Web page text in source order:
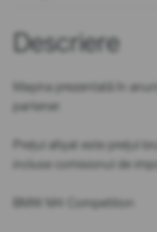
Descriere
Mașina prezentată în
partener.
Prețul afișat este prețul
incluse comisionul de
BMW M4 Competition